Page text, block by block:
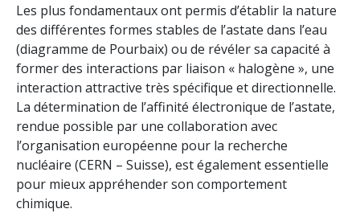
Les plus fondamentaux ont permis d’établir la nature
des différentes formes stables de l’astate dans l’eau
(diagramme de Pourbaix) ou de révéler sa capacité à
former des interactions par liaison « halogène », une
interaction attractive très spécifique et directionnelle.
La détermination de l’affinité électronique de l’astate,
rendue possible par une collaboration avec
l’organisation européenne pour la recherche
nucléaire (CERN – Suisse), est également essentielle
pour mieux appréhender son comportement
chimique.